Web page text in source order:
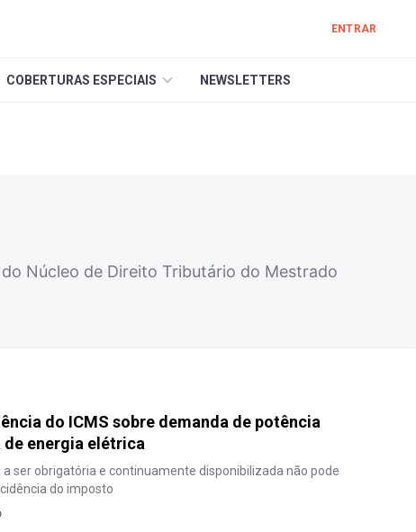
ENTRAR
COBERTURAS ESPECIAIS NEWSLETTERS
Núcleo de Direito Tributário do Mestrado
do ICMS sobre demanda de potência
energia elétrica
ser obrigatória e continuamente disponibilizada não pode
do imposto